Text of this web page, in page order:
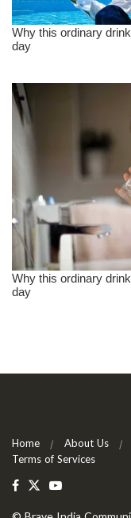
Home About Us
Terms of Services